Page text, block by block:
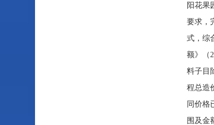
阳花果
要求，
式，综
额》（
料子目
程总造
同价格
围及金